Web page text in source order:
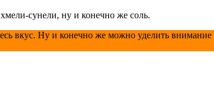
сунели, ну и конечно же соль.
вкус. Ну и конечно же можно уделить